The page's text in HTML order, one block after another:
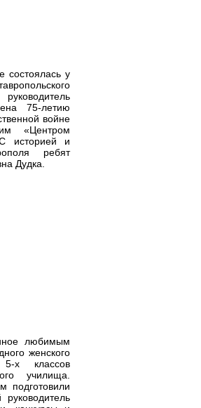
состоялась у
75-летию
войне
«Центром
С историей и
ребят
Дудка.
любимым
женского
х классов
училища.
подготовили